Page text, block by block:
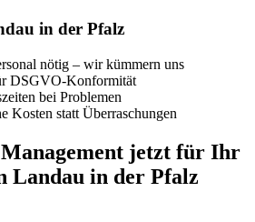
in der Pfalz
nötig – wir kümmern uns
DSGVO-Konformität
bei Problemen
Kosten statt Überraschungen
jetzt für Ihr
Landau in der Pfalz